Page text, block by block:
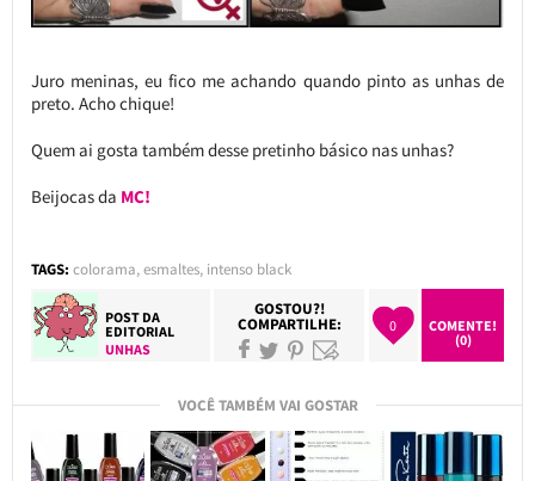
Juro meninas, eu fico me achando quando pinto as unhas de
preto. Acho chique!
Quem ai gosta também desse pretinho básico nas unhas?
Beijocas da MC!
TAGS: colorama,esmaltes, intenso black
POST DA
EDITORIAL
UNHAS
GOSTOU?!
COMPARTILHE: 0
COMENTE!
(0)
VOCÊ TAMBÉM VAI GOSTAR